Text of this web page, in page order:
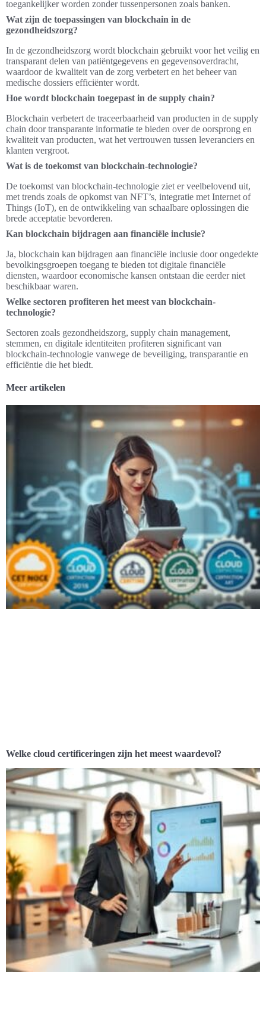
toegankelijker worden zonder tussenpersonen zoals banken.
Wat zijn de toepassingen van blockchain in de
gezondheidszorg?
In de gezondheidszorg wordt blockchain gebruikt voor het veilig en
transparant delen van patiëntgegevens en gegevensoverdracht,
waardoor de kwaliteit van de zorg verbetert en het beheer van
medische dossiers efficiënter wordt.
Hoe wordt blockchain toegepast in de supply chain?
Blockchain verbetert de traceerbaarheid van producten in de supply
chain door transparante informatie te bieden over de oorsprong en
kwaliteit van producten, wat het vertrouwen tussen leveranciers en
klanten vergroot.
Wat is de toekomst van blockchain-technologie?
De toekomst van blockchain-technologie ziet er veelbelovend uit,
met trends zoals de opkomst van NFT’s, integratie met Internet of
Things (IoT), en de ontwikkeling van schaalbare oplossingen die
brede acceptatie bevorderen.
Kan blockchain bijdragen aan financiële inclusie?
Ja, blockchain kan bijdragen aan financiële inclusie door ongedekte
bevolkingsgroepen toegang te bieden tot digitale financiële
diensten, waardoor economische kansen ontstaan die eerder niet
beschikbaar waren.
Welke sectoren profiteren het meest van blockchain-
technologie?
Sectoren zoals gezondheidszorg, supply chain management,
stemmen, en digitale identiteiten profiteren significant van
blockchain-technologie vanwege de beveiliging, transparantie en
efficiëntie die het biedt.
Meer artikelen
Welke cloud certificeringen zijn het meest waardevol?